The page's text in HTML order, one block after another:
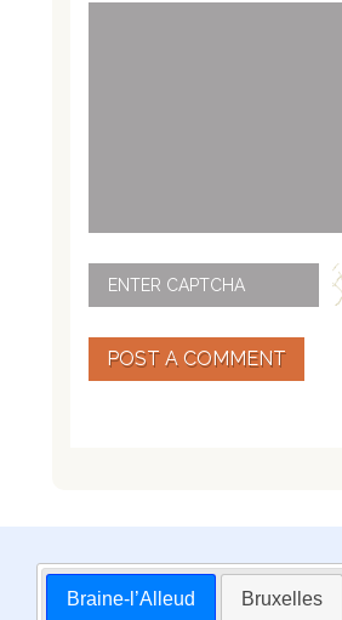
POST A COMMENT
Braine-l’Alleud Bruxelles